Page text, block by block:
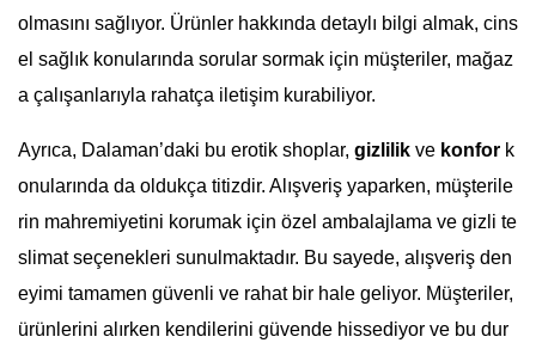
olmasını sağlıyor. Ürünler hakkında detaylı bilgi almak, cins
el sağlık konularında sorular sormak için müşteriler, mağaz
a çalışanlarıyla rahatça iletişim kurabiliyor.
Ayrıca, Dalaman’daki bu erotik shoplar, gizlilik ve konfor k
onularında da oldukça titizdir. Alışveriş yaparken, müşterile
rin mahremiyetini korumak için özel ambalajlama ve gizli te
slimat seçenekleri sunulmaktadır. Bu sayede, alışveriş den
eyimi tamamen güvenli ve rahat bir hale geliyor. Müşteriler,
ürünlerini alırken kendilerini güvende hissediyor ve bu dur